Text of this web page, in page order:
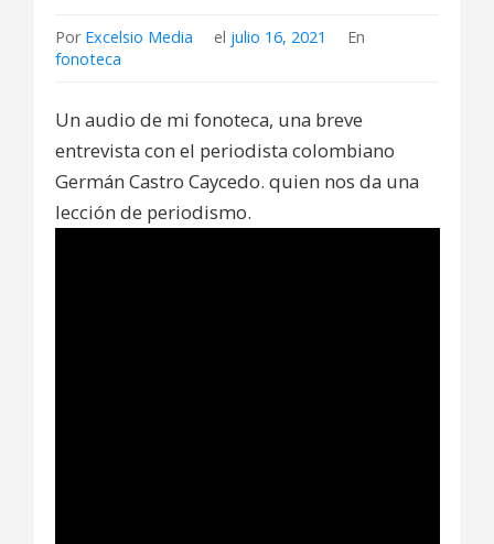
Por Excelsio Media el julio 16, 2021
En
fonoteca
Un audio de mi fonoteca, una breve
entrevista con el periodista colombiano
Germán Castro Caycedo. quien nos da una
lección de periodismo.